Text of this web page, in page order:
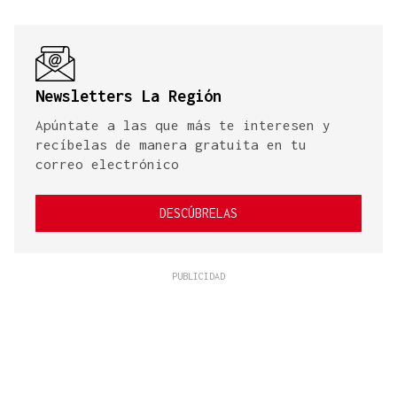
Newsletters La Región
Apúntate a las que más te interesen y
recíbelas de manera gratuita en tu
correo electrónico
DESCÚBRELAS